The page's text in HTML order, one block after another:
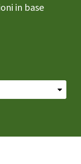
in base